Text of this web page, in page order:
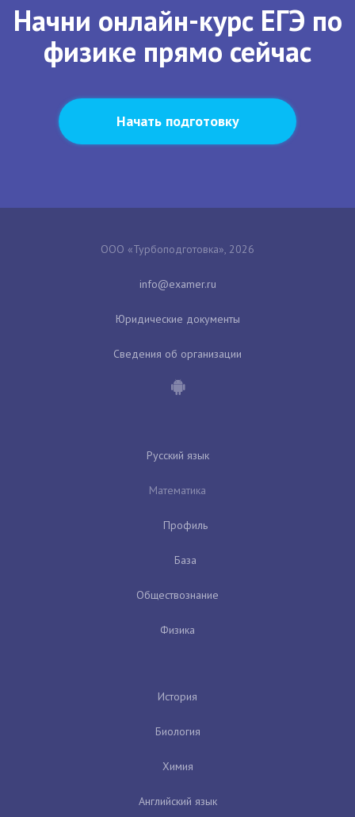
Начни онлайн-курс ЕГЭ по
физике прямо сейчас
Начать подготовку
ООО «Турбоподготовка», 2026
Юридические документы
Сведения об организации
Русский язык
Математика
Профиль
База
Обществознание
Физика
История
Биология
Химия
Английский язык